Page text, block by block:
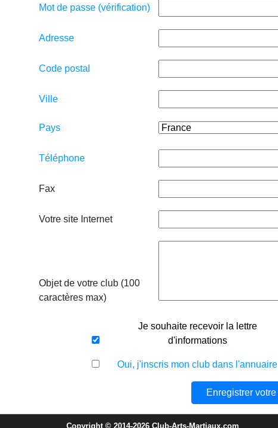
Mot de passe (vérification)
Adresse
Code postal
Ville
Pays
Téléphone
Fax
Votre site Internet
Objet de votre club (100
caractères max)
Je souhaite recevoir la lettre
d'informations
Oui, j'inscris mon club dans l'annuaire
Copyright © 2014-2026 Club-Arts-Martiaux.com